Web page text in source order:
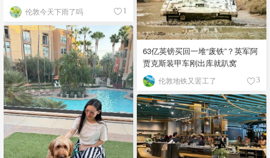
伦敦今天下雨了吗 1
63亿英镑买回一堆“废铁”？英军阿
贾克斯装甲车刚出库就趴窝
伦敦地铁又罢工了 3